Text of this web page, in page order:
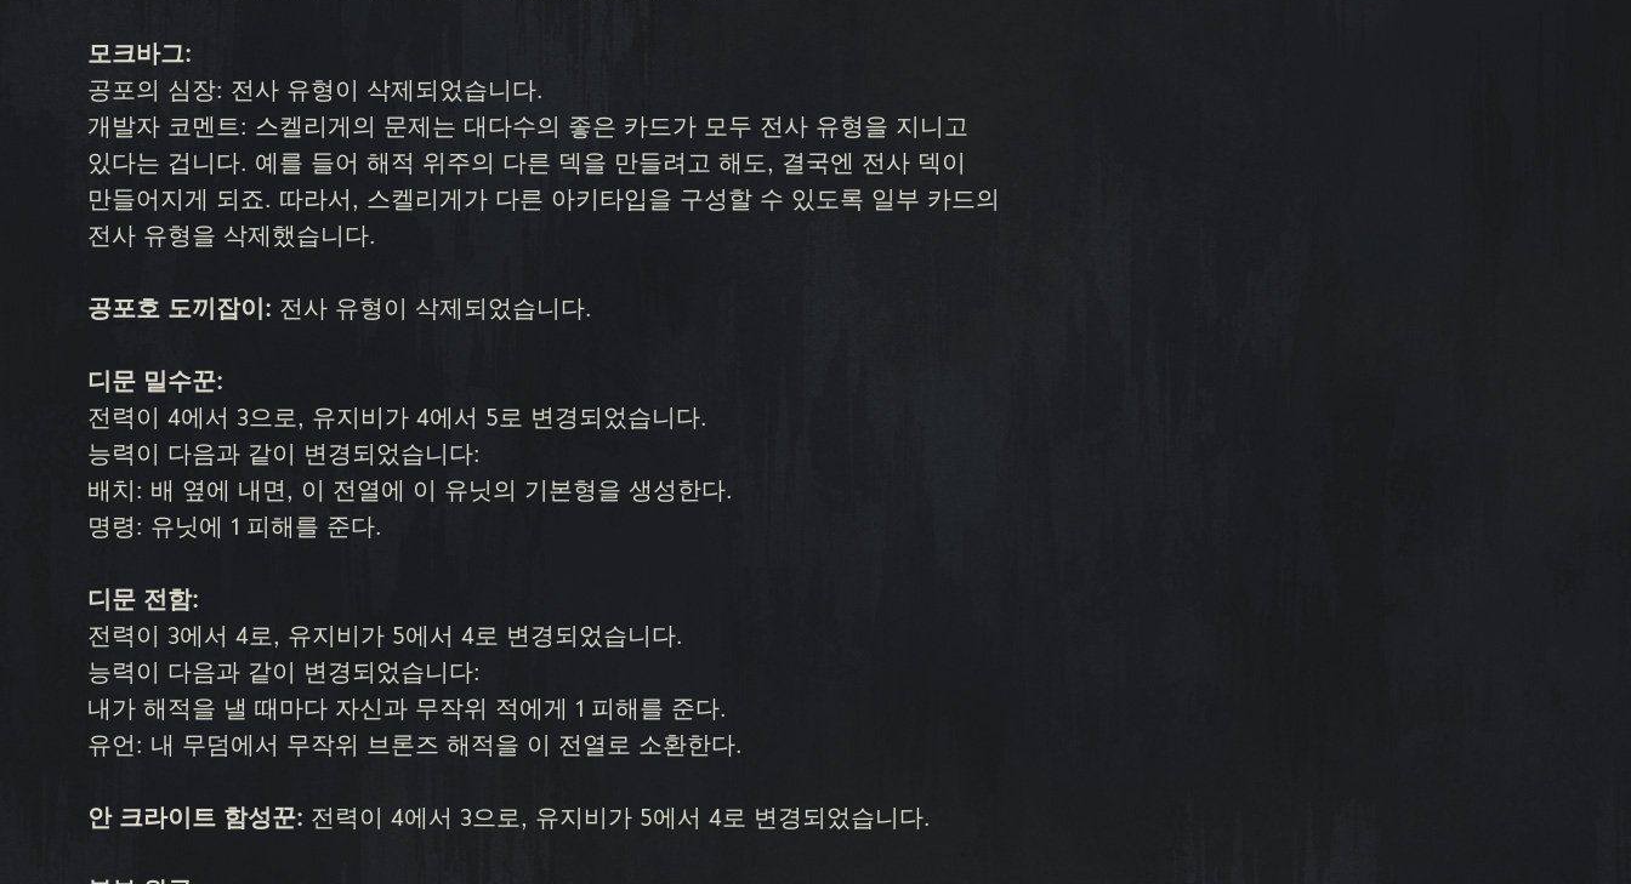
모크바그:
공포의 심장: 전사 유형이 삭제되었습니다.
개발자 코멘트: 스켈리게의 문제는 대다수의 좋은 카드가 모두 전사 유형을 지니고
있다는 겁니다. 예를 들어 해적 위주의 다른 덱을 만들려고 해도, 결국엔 전사 덱이
만들어지게 되죠. 따라서, 스켈리게가 다른 아키타입을 구성할 수 있도록 일부 카드의
전사 유형을 삭제했습니다.
공포호 도끼잡이: 전사 유형이 삭제되었습니다.
디문 밀수꾼:
전력이 4에서 3으로, 유지비가 4에서 5로 변경되었습니다.
능력이 다음과 같이 변경되었습니다:
배치: 배 옆에 내면, 이 전열에 이 유닛의 기본형을 생성한다.
명령: 유닛에 1 피해를 준다.
디문 전함:
전력이 3에서 4로, 유지비가 5에서 4로 변경되었습니다.
능력이 다음과 같이 변경되었습니다:
내가 해적을 낼 때마다 자신과 무작위 적에게 1 피해를 준다.
유언: 내 무덤에서 무작위 브론즈 해적을 이 전열로 소환한다.
안 크라이트 함성꾼: 전력이 4에서 3으로, 유지비가 5에서 4로 변경되었습니다.